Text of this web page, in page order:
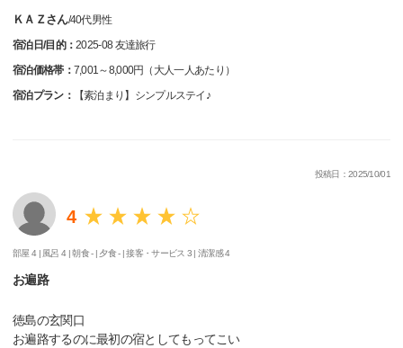
ＫＡＺさん/40代男性
宿泊日/目的：2025-08 友達旅行
宿泊価格帯： 7,001～8,000円（大人一人あたり）
宿泊プラン：
【素泊まり】シンプルステイ♪
投稿日：2025/10/01
4
部屋 4 | 風呂 4 |朝食 - | 夕食 - |接客・サービス 3 |清潔感 4
お遍路
徳島の玄関口
お遍路するのに最初の宿としてもってこい